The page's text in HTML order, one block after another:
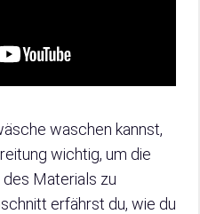
waschen kannst,
wichtig, um die
Materials zu
erfährst du, wie du